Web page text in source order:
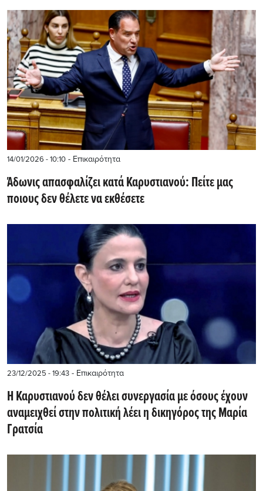
14/01/2026 - 10:10 - Επικαιρότητα
Άδωνις απασφαλίζει κατά Καρυστιανού: Πείτε μας
ποιους δεν θέλετε να εκθέσετε
23/12/2025 - 19:43 - Επικαιρότητα
Η Καρυστιανού δεν θέλει συνεργασία με όσους έχουν
αναμειχθεί στην πολιτική λέει η δικηγόρος της Μαρία
Γρατσία